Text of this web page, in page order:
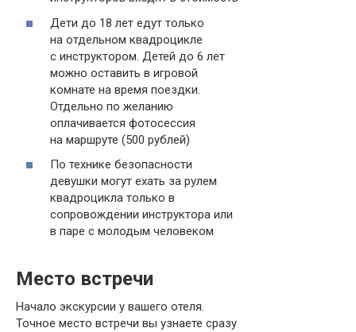
Дети до 18 лет едут только
на отдельном квадроцикле
с инструктором. Детей до 6 лет
можно оставить в игровой
комнате на время поездки.
Отдельно по желанию
оплачивается фотосессия
на маршруте (500 рублей)
По технике безопасности
девушки могут ехать за рулем
квадроцикла только в
сопровождении инструктора или
в паре с молодым человеком
Место встречи
Начало экскурсии у вашего отеля.
Точное место встречи вы узнаете сразу